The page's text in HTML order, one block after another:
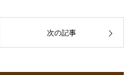
次の記事